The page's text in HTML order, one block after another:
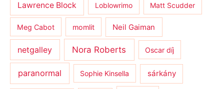
Lawrence Block Loblowrimo Matt Scudder
Meg Cabot momlit Neil Gaiman
netgalley Nora Roberts Oscar díj
paranormal Sophie Kinsella sárkány